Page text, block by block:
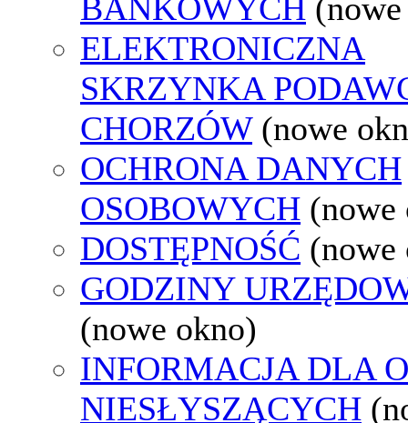
BANKOWYCH
ELEKTRONICZNA
SKRZYNKA
CHORZÓW (nowe
OCHRONA DANYCH
OSOBOWYCH (nowe
DOSTĘPNOŚĆ (nowe
GODZINY
(nowe okno)
INFORMACJA DLA
NIESŁYSZĄCYCH